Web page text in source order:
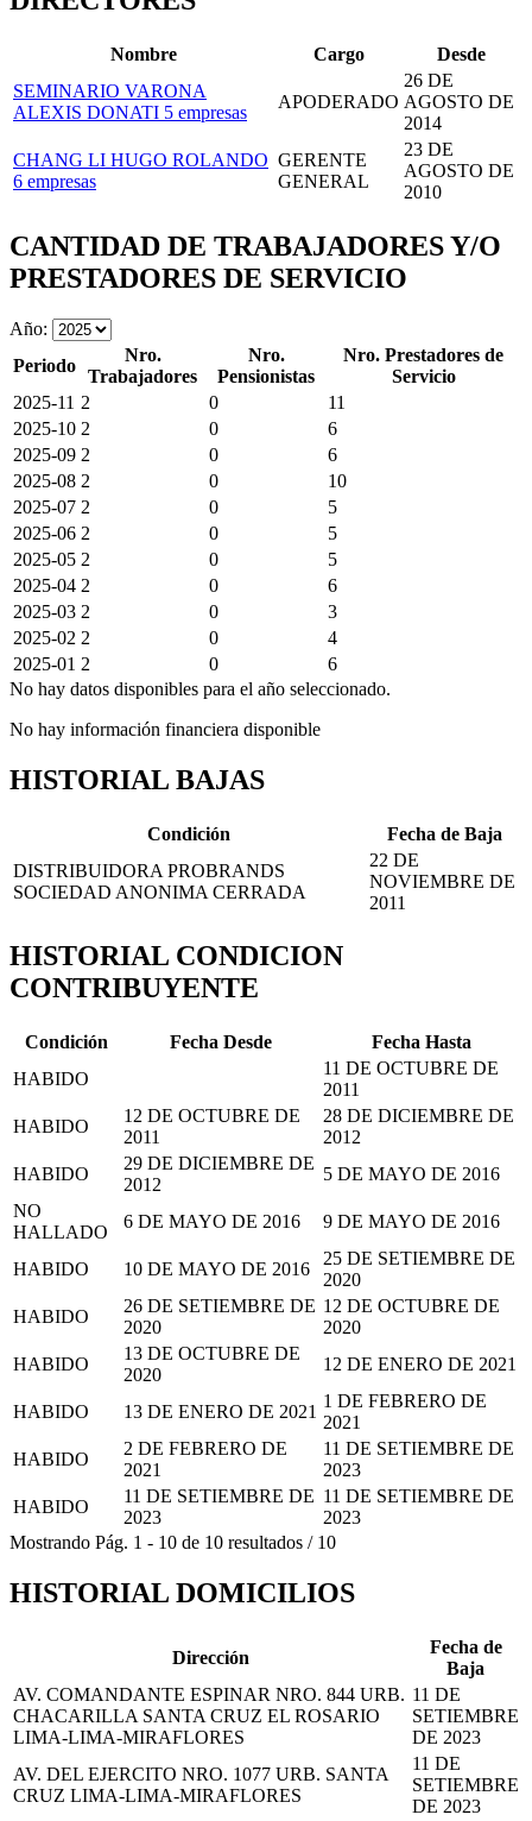
Nombre Cargo
Desde
SEMINARIO VARONA
ALEXIS DONATI 5 empresas
APODERADO
26 DE
AGOSTO DE
2014
CHANG LI HUGO ROLANDO
6 empresas
GERENTE
GENERAL
23 DE
AGOSTO DE
2010
CANTIDAD DE TRABAJADORES Y/O
PRESTADORES DE SERVICIO
Año:
Periodo
Nro.
Trabajadores
Nro.
Pensionistas
Nro. Prestadores de
Servicio
2025-11 2 0
11
2025-10 2 0
6
2025-09 2 0
6
2025-08 2 0
10
2025-07 2 0
5
2025-06 2 0
5
2025-05 2 0
5
2025-04 2 0
6
2025-03 2 0
3
2025-02 2 0
4
2025-01 2 0
6
No hay datos disponibles para el año seleccionado.
No hay información financiera disponible
HISTORIAL BAJAS
Condición
Fecha de Baja
DISTRIBUIDORA PROBRANDS
SOCIEDAD ANONIMA CERRADA
22 DE
NOVIEMBRE DE
2011
HISTORIAL CONDICION
CONTRIBUYENTE
Condición Fecha Desde
Fecha Hasta
HABIDO
11 DE OCTUBRE DE
2011
HABIDO
12 DE OCTUBRE DE
2011
28 DE DICIEMBRE DE
2012
HABIDO
29 DE DICIEMBRE DE
2012
5 DE MAYO DE 2016
NO
HALLADO
6 DE MAYO DE 2016 9 DE MAYO DE 2016
HABIDO 10 DE MAYO DE 2016
25 DE SETIEMBRE DE
2020
HABIDO
26 DE SETIEMBRE DE
2020
12 DE OCTUBRE DE
2020
HABIDO
13 DE OCTUBRE DE
2020
12 DE ENERO DE 2021
HABIDO 13 DE ENERO DE 2021
1 DE FEBRERO DE
2021
HABIDO
2 DE FEBRERO DE
2021
11 DE SETIEMBRE DE
2023
HABIDO
11 DE SETIEMBRE DE
2023
11 DE SETIEMBRE DE
2023
Mostrando Pág. 1 - 10 de 10 resultados / 10
HISTORIAL DOMICILIOS
Dirección
Fecha de
Baja
AV. COMANDANTE ESPINAR NRO. 844 URB.
CHACARILLA SANTA CRUZ EL ROSARIO
LIMA-LIMA-MIRAFLORES
11 DE
SETIEMBRE
DE 2023
AV. DEL EJERCITO NRO. 1077 URB. SANTA
CRUZ LIMA-LIMA-MIRAFLORES
11 DE
SETIEMBRE
DE 2023